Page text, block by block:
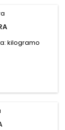
kilogramo